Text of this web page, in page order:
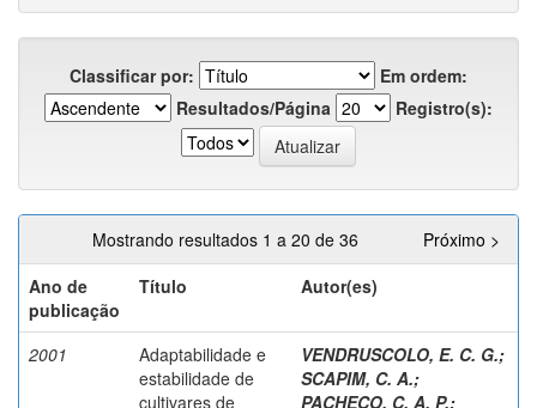
Classificar por:
Em ordem:
Resultados/Página
Registro(s):
Mostrando resultados 1 a 20 de 36
Próximo >
Ano de
publicação
Título Autor(es)
2001
Adaptabilidade e
estabilidade de
cultivares de
VENDRUSCOLO, E. C. G.;
SCAPIM, C. A.;
PACHECO, C. A. P.;